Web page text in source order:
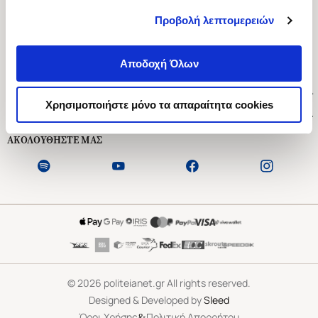
Προβολή λεπτομερειών
Αποδοχή Όλων
Χρησιμοποιήστε μόνο τα απαραίτητα cookies
Ασκληπιού 1-3, Αθήνα 106 79
Δευτέρα - Παρασκευή 09:00-21:00
Εξυπηρέτηση Πελατών
ΑΚΟΛΟΥΘΗΣΤΕ ΜΑΣ
©2026 politeianet.gr All rights reserved.
Designed & Developed bySleed